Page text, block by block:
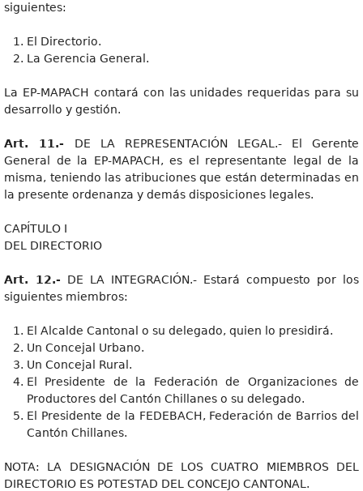
siguientes:
El Directorio.
La Gerencia General.
La EP-MAPACH contará con las unidades requeridas para su
desarrollo y gestión.
Art. 11.- DE LA REPRESENTACIÓN LEGAL.- El Gerente
General de la EP-MAPACH, es el representante legal de la
misma, teniendo las atribuciones que están determinadas en
la presente ordenanza y demás disposiciones legales.
CAPÍTULO I
DEL DIRECTORIO
Art. 12.- DE LA INTEGRACIÓN.- Estará compuesto por los
siguientes miembros:
El Alcalde Cantonal o su delegado, quien lo presidirá.
Un Concejal Urbano.
Un Concejal Rural.
El Presidente de la Federación de Organizaciones de
Productores del Cantón Chillanes o su delegado.
El Presidente de la FEDEBACH, Federación de Barrios del
Cantón Chillanes.
NOTA: LA DESIGNACIÓN DE LOS CUATRO MIEMBROS DEL
DIRECTORIO ES POTESTAD DEL CONCEJO CANTONAL.